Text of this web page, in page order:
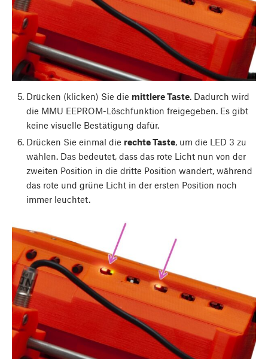
Drücken (klicken) Sie die mittlere Taste. Dadurch wird
die MMU EEPROM-Löschfunktion freigegeben. Es gibt
keine visuelle Bestätigung dafür.
Drücken Sie einmal die rechte Taste, um die LED 3 zu
wählen. Das bedeutet, dass das rote Licht nun von der
zweiten Position in die dritte Position wandert, während
das rote und grüne Licht in der ersten Position noch
immer leuchtet.